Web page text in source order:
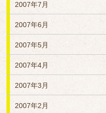
2007年7月
2007年6月
2007年5月
2007年4月
2007年3月
2007年2月